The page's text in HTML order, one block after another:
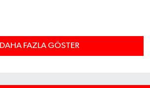
DAHA FAZLA GÖSTER